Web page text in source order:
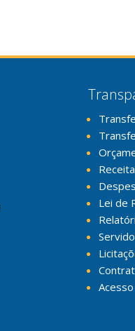
Lei de